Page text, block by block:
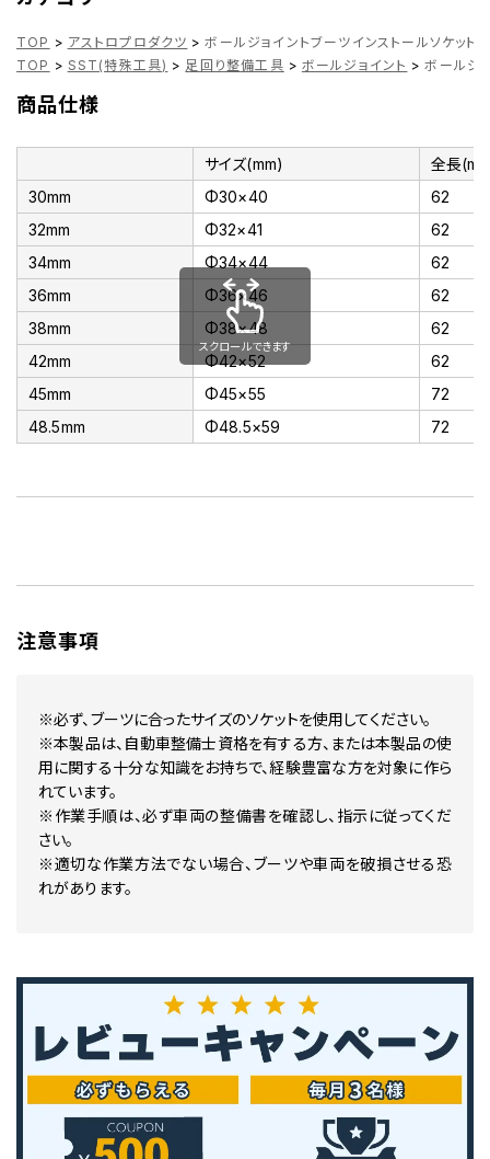
TOP > アストロプロダクツ > ボールジョイントブーツインストールソケッ
TOP > SST(特殊工具) > 足回り整備工具 > ボールジョイント > ボールジ
商品仕様
サイズ(mm)
全長
30mm
Φ30×40
62
32mm
Φ32×41
62
34mm
Φ34×44
62
36mm
Φ36×46
62
38mm
Φ38×48
62
42mm
Φ42×52
62
45mm
Φ45×55
72
48.5mm
Φ48.5×59 72
スクロールできます
注意事項
※必ず、ブーツに合ったサイズのソケットを使用してください。
※本製品は、自動車整備士資格を有する方、または本製品の使
用に関する十分な知識をお持ちで、経験豊富な方を対象に作ら
れています。
※作業手順は、必ず車両の整備書を確認し、指示に従ってくだ
さい。
※適切な作業方法でない場合、ブーツや車両を破損させる恐
れがあります。